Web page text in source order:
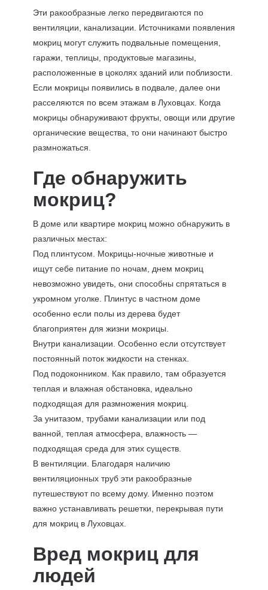
Эти ракообразные легко передвигаются по
вентиляции, канализации. Источниками появления
мокриц могут служить подвальные помещения,
гаражи, теплицы, продуктовые магазины,
расположенные в цоколях зданий или поблизости.
Если мокрицы появились в подвале, далее они
расселяются по всем этажам в Луховцах. Когда
мокрицы обнаруживают фрукты, овощи или другие
органические вещества, то они начинают быстро
размножаться.
Где обнаружить
мокриц?
В доме или квартире мокриц можно обнаружить в
различных местах:
Под плинтусом. Мокрицы-ночные животные и
ищут себе питание по ночам, днем мокриц
невозможно увидеть, они способны спрятаться в
укромном уголке. Плинтус в частном доме
особенно если полы из дерева будет
благоприятен для жизни мокрицы.
Внутри канализации. Особенно если отсутствует
постоянный поток жидкости на стенках.
Под подоконником. Как правило, там образуется
теплая и влажная обстановка, идеально
подходящая для размножения мокриц.
За унитазом, трубами канализации или под
ванной, теплая атмосфера, влажность —
подходящая среда для этих существ.
В вентиляции. Благодаря наличию
вентиляционных труб эти ракообразные
путешествуют по всему дому. Именно поэтом
важно устанавливать решетки, перекрывая пути
для мокриц в Луховцах.
Вред мокриц для
людей